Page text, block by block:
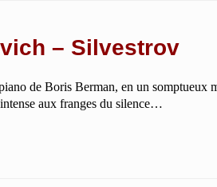
– Silvestrov
de Boris Berman, en un somptueux
aux franges du silence…